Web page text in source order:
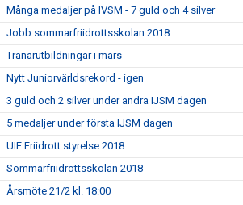
Många medaljer på IVSM - 7 guld och 4 silver
Jobb sommarfriidrottsskolan 2018
Tränarutbildningar i mars
Nytt Juniorvärldsrekord - igen
3 guld och 2 silver under andra IJSM dagen
5 medaljer under första IJSM dagen
UIF Friidrott styrelse 2018
Sommarfriidrottsskolan 2018
Årsmöte 21/2 kl. 18:00